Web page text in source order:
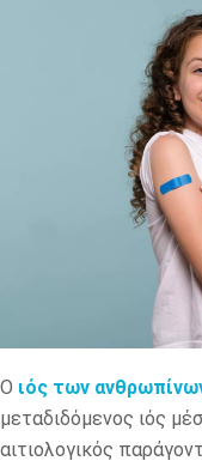
Ο ιός των
μεταδιδόμενος ιός
αιτιολογικός